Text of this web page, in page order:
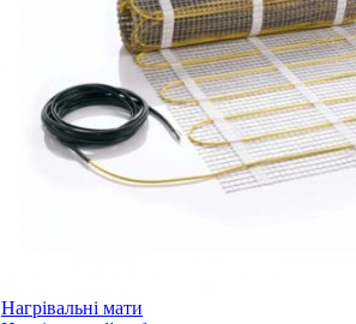
Нагрівальні мати